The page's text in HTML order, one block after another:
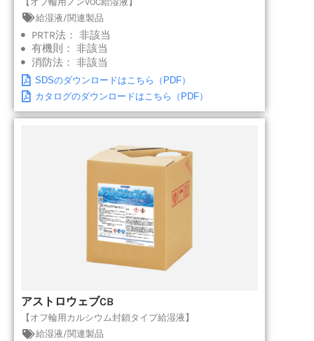
給湿液/関連製品
PRTR法： 非該当
有機則： 非該当
消防法： 非該当
SDSのダウンロードはこちら（PDF）
カタログのダウンロードはこちら（PDF）
アストロウェブCB
【オフ輪用カルシウム封鎖タイプ給湿液】
給湿液/関連製品